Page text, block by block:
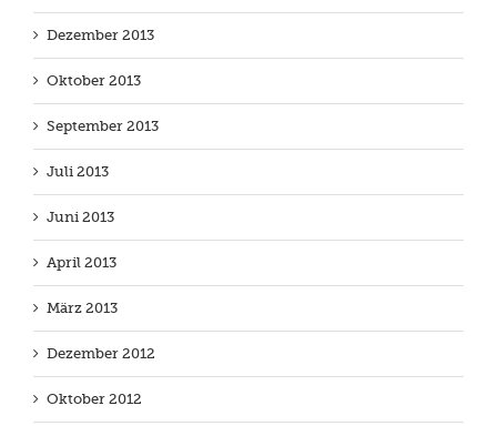
Dezember 2013
Oktober 2013
September 2013
Juli 2013
Juni 2013
April 2013
März 2013
Dezember 2012
Oktober 2012